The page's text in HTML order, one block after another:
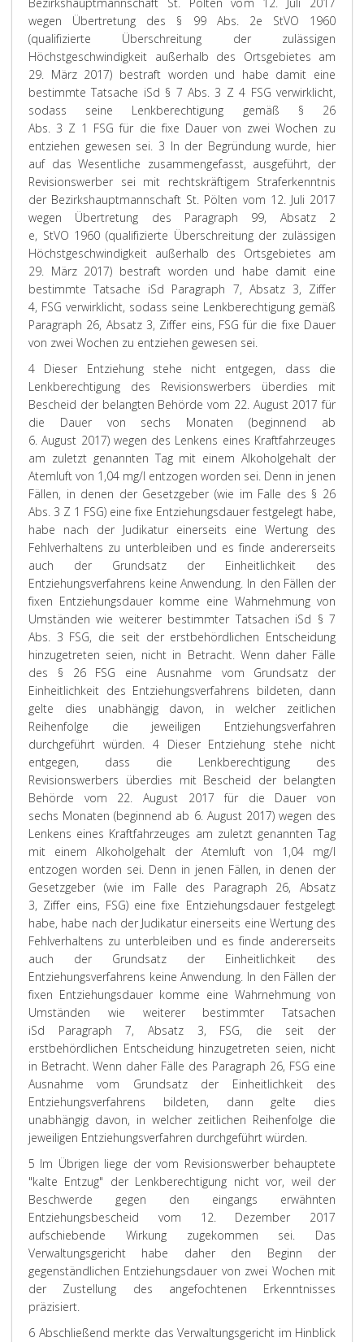
wegen Übertretung des § 99 Abs. 2e StVO 1960
(qualifizierte Überschreitung der zulässigen
Höchstgeschwindigkeit außerhalb des Ortsgebietes am
29. März 2017) bestraft worden und habe damit eine
bestimmte Tatsache iSd § 7 Abs. 3 Z 4 FSG verwirklicht,
sodass seine Lenkberechtigung gemäß § 26
Abs. 3 Z 1 FSG für die fixe Dauer von zwei Wochen zu
entziehen gewesen sei. 3 In der Begründung wurde, hier
auf das Wesentliche zusammengefasst, ausgeführt, der
Revisionswerber sei mit rechtskräftigem Straferkenntnis
der Bezirkshauptmannschaft St. Pölten vom 12. Juli 2017
wegen Übertretung des Paragraph 99, Absatz 2
e, StVO 1960 (qualifizierte Überschreitung der zulässigen
Höchstgeschwindigkeit außerhalb des Ortsgebietes am
29. März 2017) bestraft worden und habe damit eine
bestimmte Tatsache iSd Paragraph 7, Absatz 3, Ziffer
4, FSG verwirklicht, sodass seine Lenkberechtigung gemäß
Paragraph 26, Absatz 3, Ziffer eins, FSG für die fixe Dauer
von zwei Wochen zu entziehen gewesen sei.
4 Dieser Entziehung stehe nicht entgegen, dass die
Lenkberechtigung des Revisionswerbers überdies mit
Bescheid der belangten Behörde vom 22. August 2017 für
die Dauer von sechs Monaten (beginnend ab
6. August 2017) wegen des Lenkens eines Kraftfahrzeuges
am zuletzt genannten Tag mit einem Alkoholgehalt der
Atemluft von 1,04 mg/l entzogen worden sei. Denn in jenen
Fällen, in denen der Gesetzgeber (wie im Falle des § 26
Abs. 3 Z 1 FSG) eine fixe Entziehungsdauer festgelegt habe,
habe nach der Judikatur einerseits eine Wertung des
Fehlverhaltens zu unterbleiben und es finde andererseits
auch der Grundsatz der Einheitlichkeit des
Entziehungsverfahrens keine Anwendung. In den Fällen der
fixen Entziehungsdauer komme eine Wahrnehmung von
Umständen wie weiterer bestimmter Tatsachen iSd § 7
Abs. 3 FSG, die seit der erstbehördlichen Entscheidung
hinzugetreten seien, nicht in Betracht. Wenn daher Fälle
des § 26 FSG eine Ausnahme vom Grundsatz der
Einheitlichkeit des Entziehungsverfahrens bildeten, dann
gelte dies unabhängig davon, in welcher zeitlichen
Reihenfolge die jeweiligen Entziehungsverfahren
durchgeführt würden.4 Dieser Entziehung stehe nicht
entgegen, dass die Lenkberechtigung des
Revisionswerbers überdies mit Bescheid der belangten
Behörde vom 22. August 2017 für die Dauer von
sechs Monaten (beginnend ab 6. August 2017) wegen des
Lenkens eines Kraftfahrzeuges am zuletzt genannten Tag
mit einem Alkoholgehalt der Atemluft von 1,04 mg/l
entzogen worden sei. Denn in jenen Fällen, in denen der
Gesetzgeber (wie im Falle des Paragraph 26, Absatz
3, Ziffer eins, FSG) eine fixe Entziehungsdauer festgelegt
habe, habe nach der Judikatur einerseits eine Wertung des
Fehlverhaltens zu unterbleiben und es finde andererseits
auch der Grundsatz der Einheitlichkeit des
Entziehungsverfahrens keine Anwendung. In den Fällen der
fixen Entziehungsdauer komme eine Wahrnehmung von
Umständen wie weiterer bestimmter Tatsachen
iSd Paragraph 7, Absatz 3, FSG, die seit der
erstbehördlichen Entscheidung hinzugetreten seien, nicht
in Betracht. Wenn daher Fälle des Paragraph 26, FSG eine
Ausnahme vom Grundsatz der Einheitlichkeit des
Entziehungsverfahrens bildeten, dann gelte dies
unabhängig davon, in welcher zeitlichen Reihenfolge die
jeweiligen Entziehungsverfahren durchgeführt würden.
5 Im Übrigen liege der vom Revisionswerber behauptete
"kalte Entzug" der Lenkberechtigung nicht vor, weil der
Beschwerde gegen den eingangs erwähnten
Entziehungsbescheid vom 12. Dezember 2017
aufschiebende Wirkung zugekommen sei. Das
Verwaltungsgericht habe daher den Beginn der
gegenständlichen Entziehungsdauer von zwei Wochen mit
der Zustellung des angefochtenen Erkenntnisses
präzisiert.
6 Abschließend merkte das Verwaltungsgericht im Hinblick